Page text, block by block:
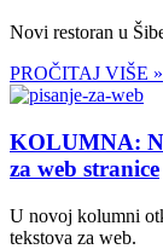
Novi restoran u
PROČITAJ VIŠE »
KOLUMNA:
za web stranice
U novoj kolumni
tekstova za web.